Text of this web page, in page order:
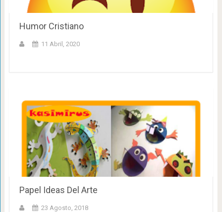
Humor Cristiano
11 Abril, 2020
Papel Ideas Del Arte
23 Agosto, 2018